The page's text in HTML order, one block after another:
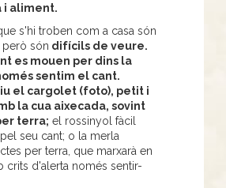
i aliment.
s'hi troben com a casa són
però són difícils de veure.
es mouen per dins la
sentim el cant.
el cargolet (foto), petit i
la cua aixecada, sovint
terra; el rossinyol fàcil
seu cant; o la merla
per terra, que marxarà en
crits d'alerta només sentir-